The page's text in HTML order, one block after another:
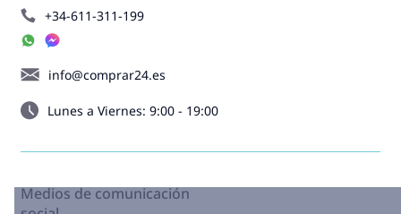
+34-611-311-199
info@comprar24.es
Lunes a Viernes: 9:00 - 19:00
Medios de comunicación